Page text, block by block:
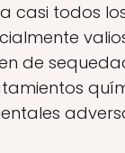
casi todos
de